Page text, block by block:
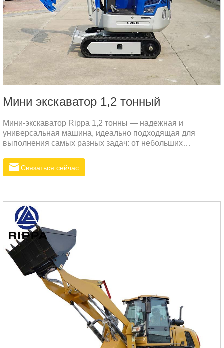
Mини экскаватор 1,2 тонный
Мини-экскаватор Rippa 1,2 тонны — надежная и
универсальная машина, идеально подходящая для
выполнения самых разных задач: от небольших
ландшафтных работ.
Связаться сейчас